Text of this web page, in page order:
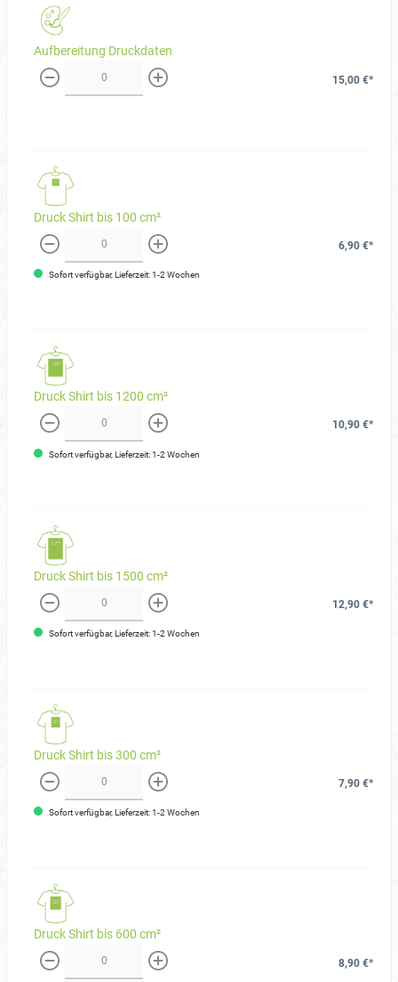
Aufbereitung Druckdaten
weniger mehr
15,00 €*
Druck Shirt bis 100 cm²
weniger mehr
6,90 €*
Sofort verfügbar, Lieferzeit: 1-2 Wochen
Druck Shirt bis 1200 cm²
weniger mehr
10,90 €*
Sofort verfügbar, Lieferzeit: 1-2 Wochen
Druck Shirt bis 1500 cm²
weniger mehr
12,90 €*
Sofort verfügbar, Lieferzeit: 1-2 Wochen
Druck Shirt bis 300 cm²
weniger mehr
7,90 €*
Sofort verfügbar, Lieferzeit: 1-2 Wochen
Druck Shirt bis 600 cm²
weniger mehr
8,90 €*